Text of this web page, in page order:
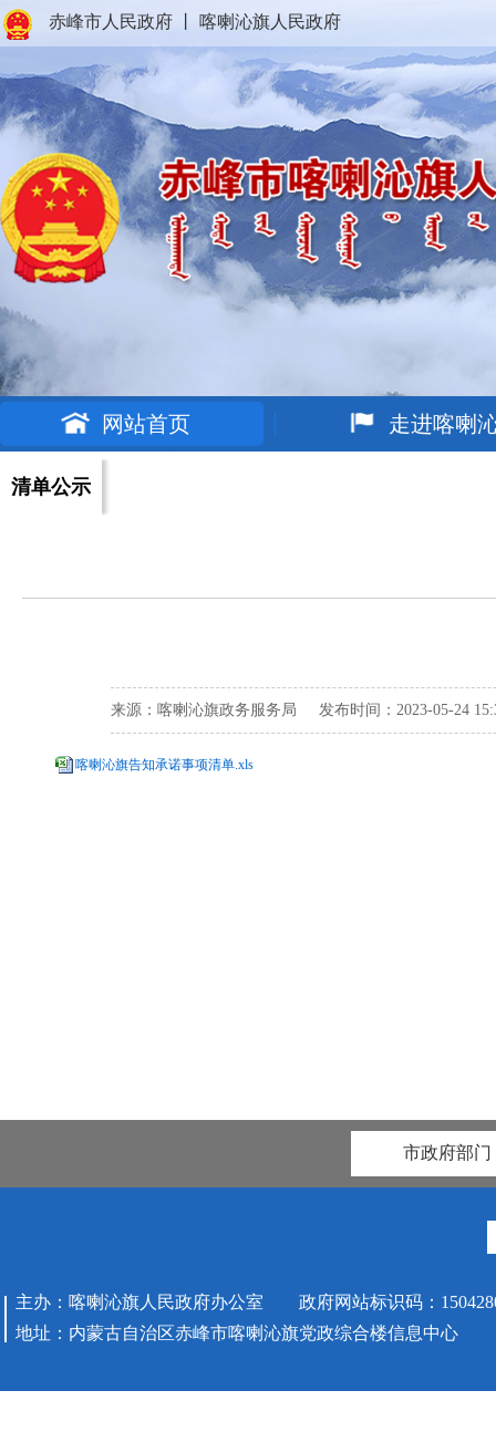
赤峰市人民政府 喀喇沁旗人民政府
网站首页 走进喀喇
清单公示
来源：喀喇沁旗政务服务局 发布时间：2023-05-24
喀喇沁旗告知承诺事项清单.xls
市政府部门
主办：喀喇沁旗人民政府办公室 政府网站标识码：
地址：内蒙古自治区赤峰市喀喇沁旗党政综合楼信息中心